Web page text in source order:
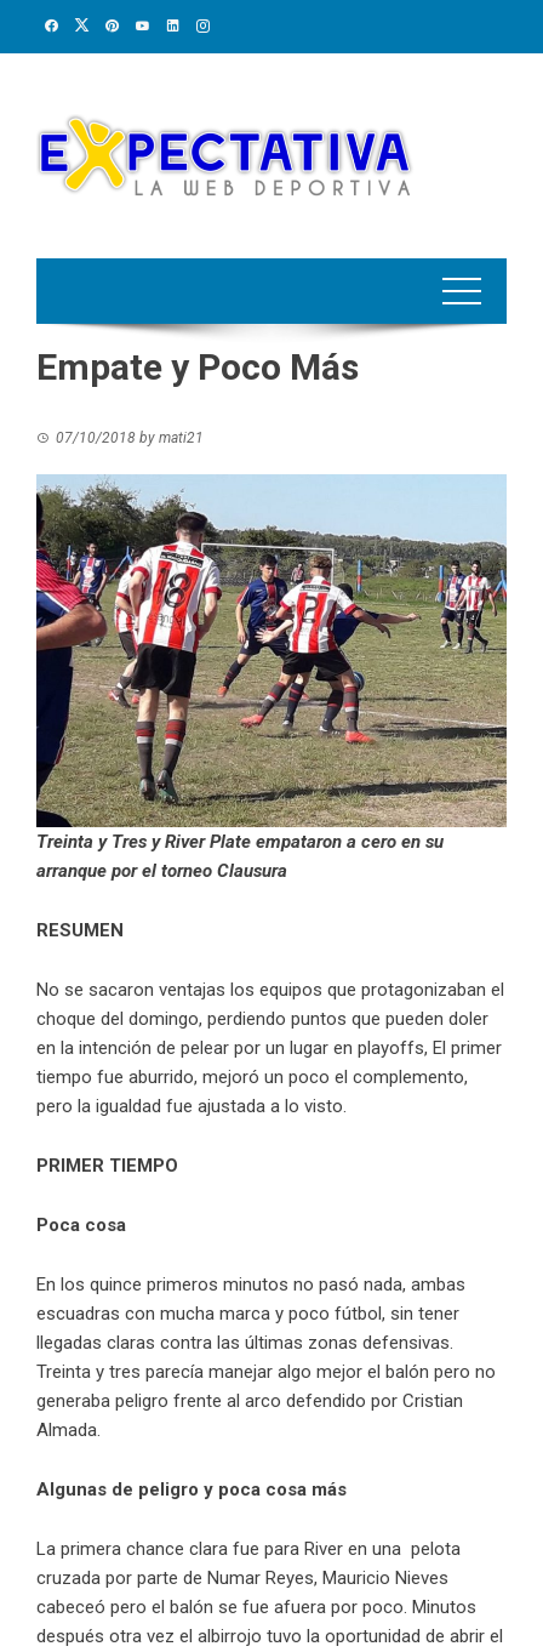
Empate y Poco Más
07/10/2018 by mati21
Treinta y Tres y River Plate empataron a cero en su
arranque por el torneo Clausura
RESUMEN
No se sacaron ventajas los equipos que protagonizaban el
choque del domingo, perdiendo puntos que pueden doler
en la intención de pelear por un lugar en playoffs, El primer
tiempo fue aburrido, mejoró un poco el complemento,
pero la igualdad fue ajustada a lo visto.
PRIMER TIEMPO
Poca cosa
En los quince primeros minutos no pasó nada, ambas
escuadras con mucha marca y poco fútbol, sin tener
llegadas claras contra las últimas zonas defensivas.
Treinta y tres parecía manejar algo mejor el balón pero no
generaba peligro frente al arco defendido por Cristian
Almada.
Algunas de peligro y poca cosa más
La primera chance clara fue para River en una pelota
cruzada por parte de Numar Reyes, Mauricio Nieves
cabeceó pero el balón se fue afuera por poco. Minutos
después otra vez el albirrojo tuvo la oportunidad de abrir el